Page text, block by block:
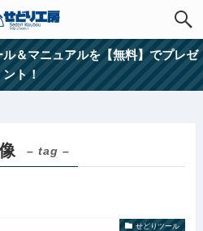
＆マニュアルを【無料】でプレゼ
ント！
– tag –
せどりツール